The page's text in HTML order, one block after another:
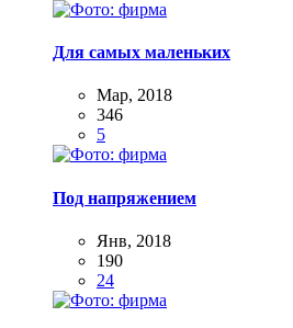
Для самых маленьких
Мар, 2018
346
5
Под напряжением
Янв, 2018
190
24